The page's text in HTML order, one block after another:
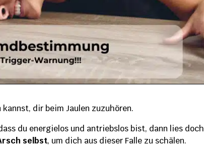
dir beim Jaulen zuzuhören.
du energielos und antriebslos bist, dann lies doch
selbst, um dich aus dieser Falle zu schälen.